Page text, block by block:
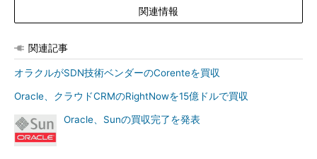
関連情報
関連記事
オラクルがSDN技術ベンダーのCorenteを買収
Oracle、クラウドCRMのRightNowを15億ドルで買収
Oracle、Sunの買収完了を発表